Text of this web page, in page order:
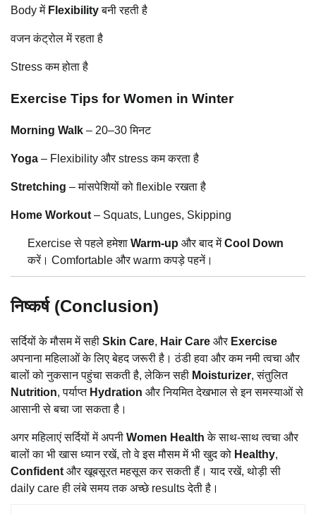
Body में Flexibilityबनी रहती है
वजन कंट्रोल में रहता है
Stress कम होता है
Exercise Tips for Women in Winter
Morning Walk – 20–30 मिनट
Yoga – Flexibility और stress कम करता है
Stretching – मांसपेशियों को flexible रखता है
Home Workout – Squats, Lunges, Skipping
Exercise से पहले हमेशा Warm-up और बाद मेंCool Down
करें। Comfortable और warm कपड़े पहनें।
निष्कर्ष (Conclusion)
सर्दियों के मौसम में सही Skin Care, Hair Care और Exercise
अपनाना महिलाओं के लिए बेहद जरूरी है। ठंडी हवा और कम नमी त्वचा और
बालों को नुकसान पहुंचा सकती है, लेकिन सही Moisturizer, संतुलित
Nutrition, पर्याप्त Hydration और नियमित देखभाल से इन समस्याओं से
आसानी से बचा जा सकता है।
अगर महिलाएं सर्दियों में अपनी Women Health के साथ-साथ त्वचा और
बालों का भी खास ध्यान रखें, तो वे इस मौसम में भी खुद को Healthy,
Confident और खूबसूरत महसूस कर सकती हैं। याद रखें, थोड़ी सी
daily care ही लंबे समय तक अच्छे results देती है।